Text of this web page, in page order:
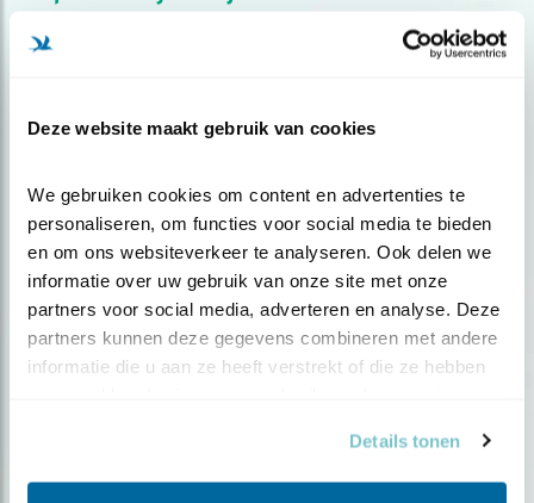
Deze website maakt gebruik van cookies
We gebruiken cookies om content en advertenties te
personaliseren, om functies voor social media te bieden
en om ons websiteverkeer te analyseren. Ook delen we
informatie over uw gebruik van onze site met onze
partners voor social media, adverteren en analyse. Deze
partners kunnen deze gegevens combineren met andere
informatie die u aan ze heeft verstrekt of die ze hebben
Details tonen
Meld je aan en ontvang nieuws, inspiratie, acties en tips
over vogels en activiteiten van Vogelbescherming.